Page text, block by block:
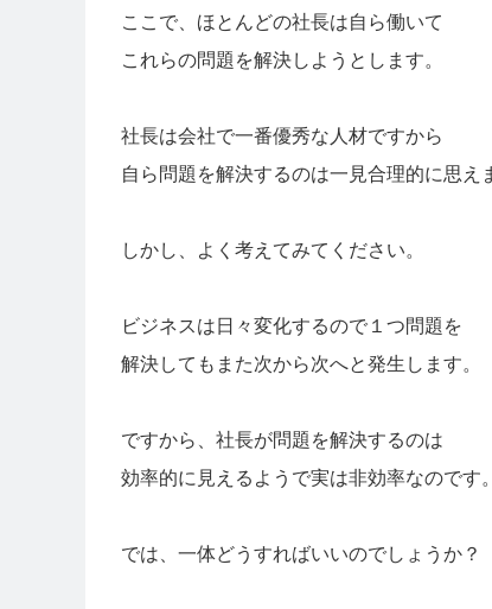
ここで、ほとんどの社長は自ら働いて
これらの問題を解決しようとします。
社長は会社で一番優秀な人材ですから
自ら問題を解決するのは一見合理的に思え
しかし、よく考えてみてください。
ビジネスは日々変化するので１つ問題を
解決してもまた次から次へと発生します。
ですから、社長が問題を解決するのは
効率的に見えるようで実は非効率なのです。
では、一体どうすればいいのでしょうか？